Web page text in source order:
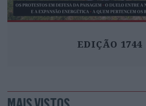
EDIÇÃO 1744